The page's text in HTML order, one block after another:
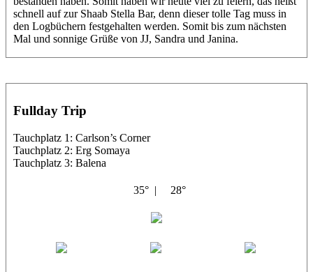
schnell auf zur Shaab Stella Bar, denn dieser tolle Tag muss in
den Logbüchern festgehalten werden. Somit bis zum nächsten
Mal und sonnige Grüße von JJ, Sandra und Janina.
Fullday Trip
Tauchplatz 1: Carlson’s Corner
Tauchplatz 2: Erg Somaya
Tauchplatz 3: Balena
35° | 28°